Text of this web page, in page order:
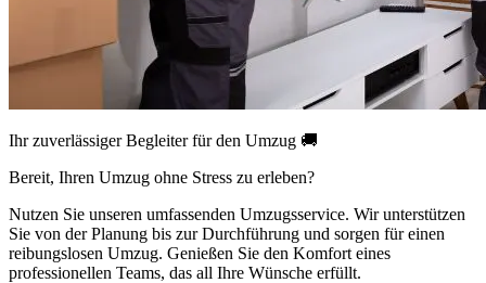
Ihr zuverlässiger Begleiter für den Umzug 🚚
Bereit, Ihren Umzug ohne Stress zu erleben?
Nutzen Sie unseren umfassenden Umzugsservice. Wir unterstützen
Sie von der Planung bis zur Durchführung und sorgen für einen
reibungslosen Umzug. Genießen Sie den Komfort eines
professionellen Teams, das all Ihre Wünsche erfüllt.